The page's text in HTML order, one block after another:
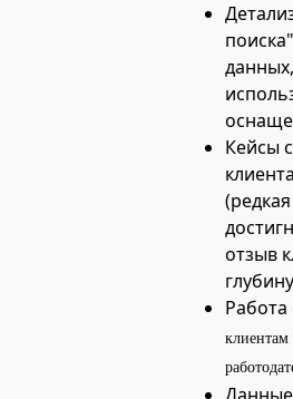
Кейсы
отзыв
Работа